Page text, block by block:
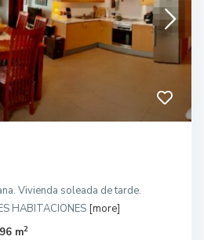
Vivienda soleada de tarde.
HABITACIONES [more]
96 m2